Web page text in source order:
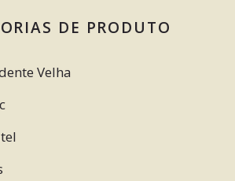
DE PRODUTO
Velha